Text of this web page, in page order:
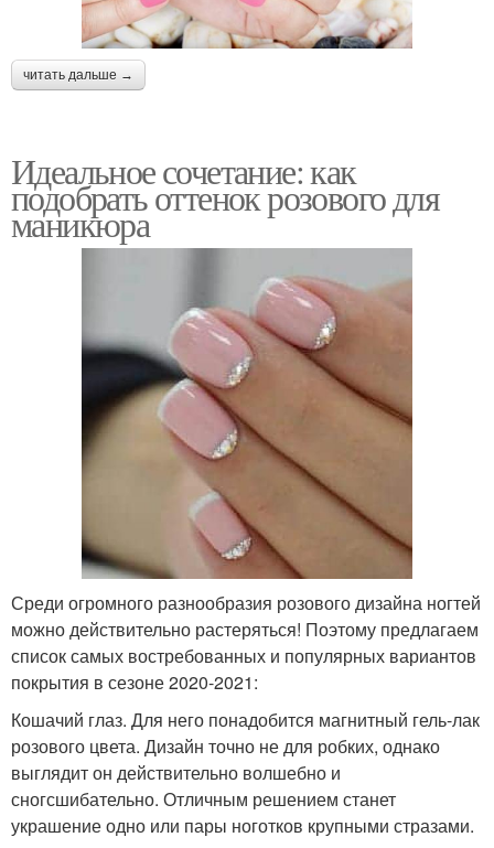
читать дальше →
Идеальное сочетание: как
подобрать оттенок розового для
маникюра
Среди огромного разнообразия розового дизайна ногтей
можно действительно растеряться! Поэтому предлагаем
список самых востребованных и популярных вариантов
покрытия в сезоне 2020-2021:
Кошачий глаз. Для него понадобится магнитный гель-лак
розового цвета. Дизайн точно не для робких, однако
выглядит он действительно волшебно и
сногсшибательно. Отличным решением станет
украшение одно или пары ноготков крупными стразами.